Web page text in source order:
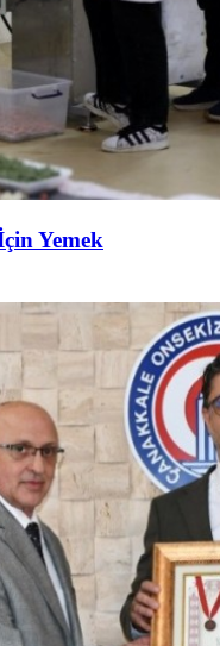
Yemek